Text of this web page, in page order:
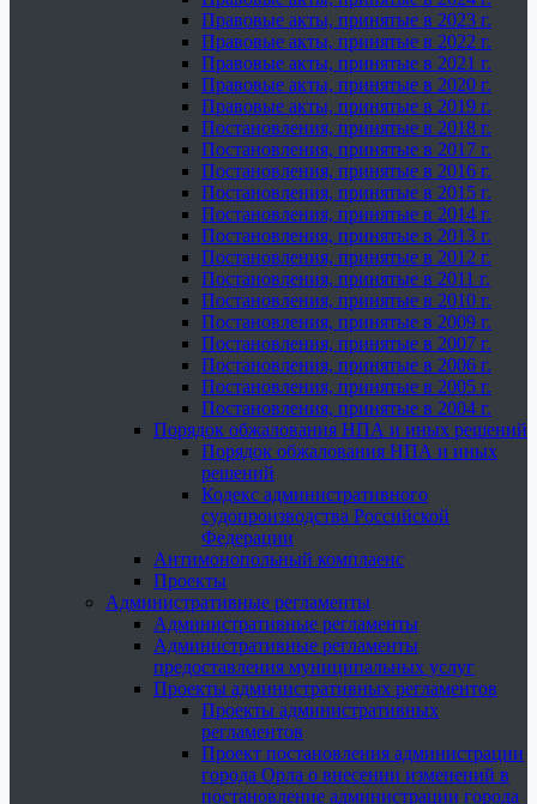
Правовые акты, принятые в 2023 г.
Правовые акты, принятые в 2022 г.
Правовые акты, принятые в 2021 г.
Правовые акты, принятые в 2020 г.
Правовые акты, принятые в 2019 г.
Постановления, принятые в 2018 г.
Постановления, принятые в 2017 г.
Постановления, принятые в 2016 г.
Постановления, принятые в 2015 г.
Постановления, принятые в 2014 г.
Постановления, принятые в 2013 г.
Постановления, принятые в 2012 г.
Постановления, принятые в 2011 г.
Постановления, принятые в 2010 г.
Постановления, принятые в 2009 г.
Постановления, принятые в 2007 г.
Постановления, принятые в 2006 г.
Постановления, принятые в 2005 г.
Постановления, принятые в 2004 г.
Порядок обжалования НПА и иных решений
Порядок обжалования НПА и иных
решений
Кодекс административного
судопроизводства Российской
Федерации
Антимонопольный комплаенс
Проекты
Административные регламенты
Административные регламенты
Административные регламенты
предоставления муниципальных услуг
Проекты административных регламентов
Проекты административных
регламентов
Проект постановления администрации
города Орла о внесении изменений в
постановление администрации города